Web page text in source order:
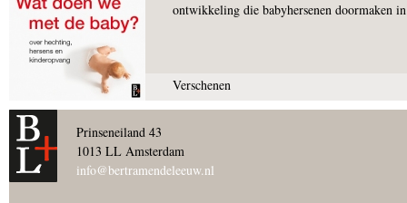
ontwikkeling die babyhersenen doormaken
Verschenen
Pagina's
Prinseneiland 43
1013 LL Amsterdam
info@bertramendeleeuw.nl